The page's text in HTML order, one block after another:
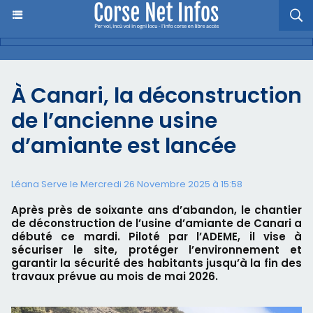
À Canari, la déconstruction
de l’ancienne usine
d’amiante est lancée
Léana Serve le Mercredi 26 Novembre 2025 à 15:58
Après près de soixante ans d’abandon, le chantier
de déconstruction de l’usine d’amiante de Canari a
débuté ce mardi. Piloté par l’ADEME, il vise à
sécuriser le site, protéger l’environnement et
garantir la sécurité des habitants jusqu’à la fin des
travaux prévue au mois de mai 2026.